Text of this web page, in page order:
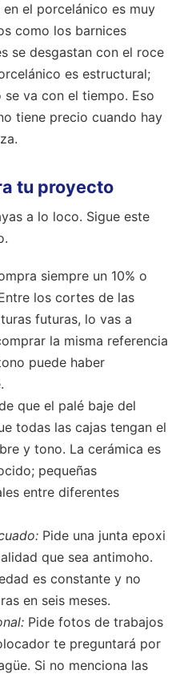
el porcelánico es muy
como los barnices
se desgastan con el roce
es estructural;
va con el tiempo. Eso
tiene precio cuando hay
tu proyecto
a lo loco. Sigue este
siempre un 10% o
los cortes de las
futuras, lo vas a
la misma referencia
puede haber
que el palé baje del
todas las cajas tengan el
y tono. La cerámica es
pequeñas
entre diferentes
Pide una junta epoxi
que sea antimoho.
es constante y no
en seis meses.
Pide fotos de trabajos
te preguntará por
Si no menciona las